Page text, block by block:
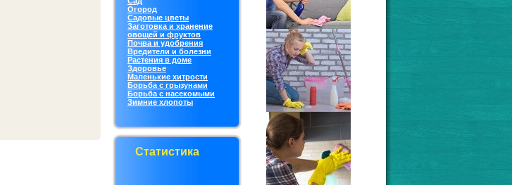
Огород
Садовые цветы
Заготовка и хранение
овощей и фруктов
Почва и удобрения
Вредители и болезни
Растения в дoме
Здоровье
Маленькие хитрости
Борьба с грызунами
Борьба с насекoмыми
Зимние хлопоты
Статистика